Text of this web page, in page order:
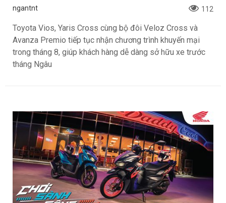
ngantnt 112
Toyota Vios, Yaris Cross cùng bộ đôi Veloz Cross và
Avanza Premio tiếp tục nhận chương trình khuyến mại
trong tháng 8, giúp khách hàng dễ dàng sở hữu xe trước
tháng Ngâu